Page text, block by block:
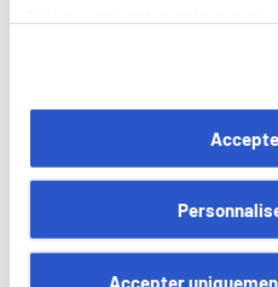
Vous avez la possibilité de
moment en cliquant sur le
Certains de ces cookies
fonctionnement du site.
Accepter
Insurance agents in the
Foyer Assurances